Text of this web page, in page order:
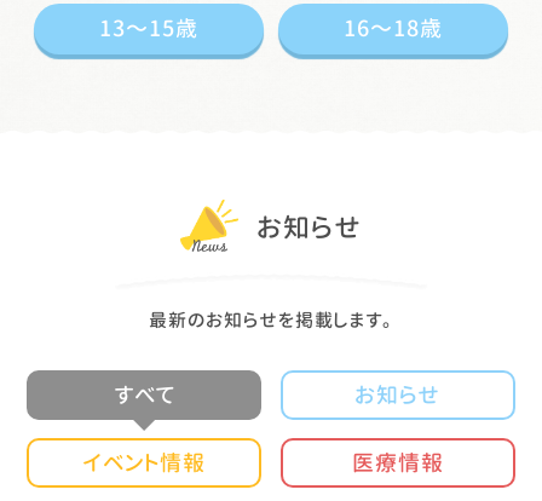
13〜15歳 16〜18歳
お知らせ
最新のお知らせを掲載します。
すべて お知らせ
イベント情報 医療情報